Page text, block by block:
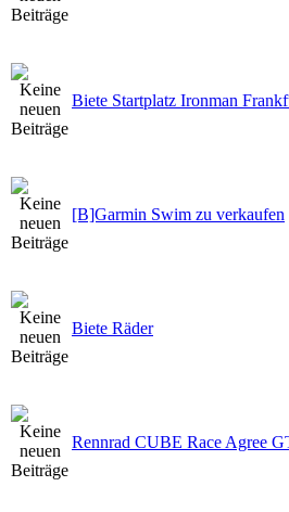
Biete Startplatz Ironman
[B]Garmin Swim zu verkaufen
Biete Räder
Rennrad CUBE Race Agree